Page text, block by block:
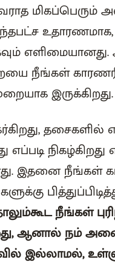
நீங்கள்
இருக்கிறது.
தசைகளில்
இதனை நீங்கள்
நீங்கள்
ஆனால் நம்
இல்லாமல்,